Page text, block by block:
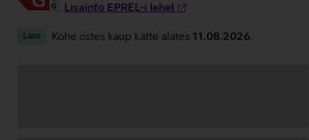
Lisainfo EPREL-i lehel
Laos Kohe ostes kaup kätte alates 11.08.2026